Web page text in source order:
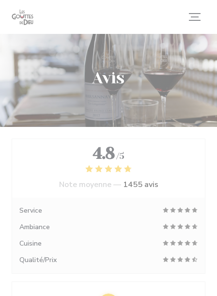
Avis
4.8 /5
Note moyenne — 1455 avis
Service
Ambiance
Cuisine
Qualité/Prix